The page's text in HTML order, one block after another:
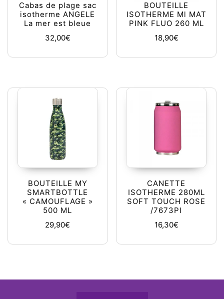
Cabas de plage sac
isotherme ANGELE
La mer est bleue
32,00€
BOUTEILLE
ISOTHERME Ml MAT
PINK FLUO 260 ML
18,90€
BOUTEILLE MY
SMARTBOTTLE
« CAMOUFLAGE »
500 ML
29,90€
CANETTE
ISOTHERME 280ML
SOFT TOUCH ROSE
/7673PI
16,30€